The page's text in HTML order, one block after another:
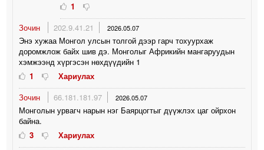
1
Зочин
202.9.41.21 2026.05.07
Энэ хужаа Монгол улсын толгой дээр гарч тохуурхаж
доромжлож байх шив дэ. Монголыг Африкийн мангаруудын
хэмжээнд хүргэсэн нөхдүүдийн 1
1
Хариулах
Зочин
66.181.181.97 2026.05.07
Монголын урвагч нарын нэг Баярцогтыг дүүжлэх цаг ойрхон
байна.
3
Хариулах